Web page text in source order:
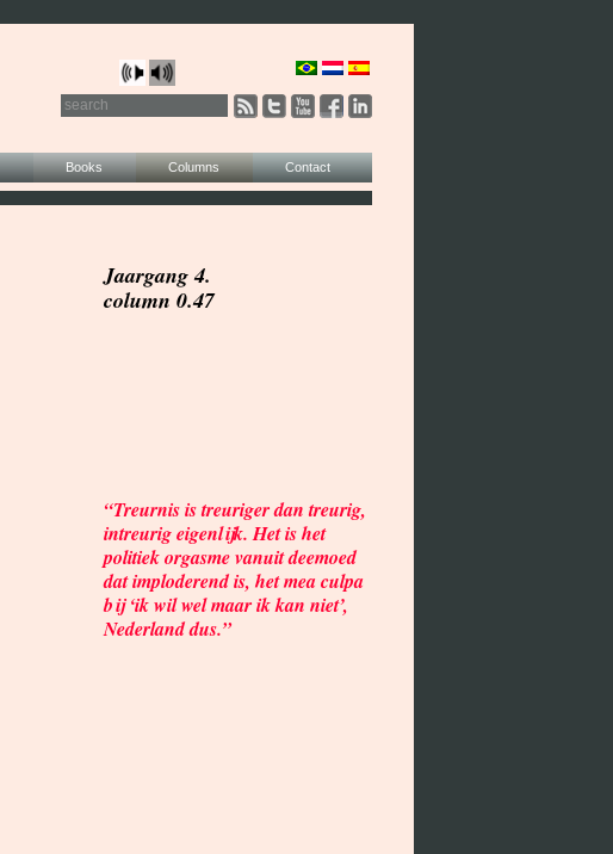
Books Columns Contact
Jaargang 4.
column 0.47
“Treurnis is treuriger dan treurig,
intreurig eigenlijk. Het is het
politiek orgasme vanuit deemoed
dat imploderend is, het mea culpa
bij ‘ik wil wel maar ik kan niet’,
Nederland dus.”